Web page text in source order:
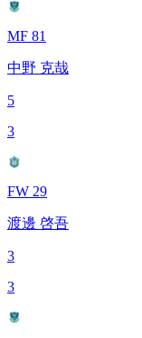
MF 81
中野 克哉
5
3
FW 29
渡邊 啓吾
3
3